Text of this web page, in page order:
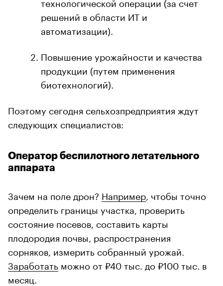
решений в области ИТ и
автоматизации).
Повышение урожайности и качества
продукции (путем применения
биотехнологий).
Поэтому сегодня сельхозпредприятия ждут
следующих специалистов:
Оператор беспилотного летательного
аппарата
Зачем на поле дрон? Например , чтобы точно
определить границы участка, проверить
состояние посевов, составить карты
плодородия почвы, распространения
сорняков, измерить собранный урожай.
Заработать можно от ₽40 тыс. до ₽100 тыс. в
месяц.